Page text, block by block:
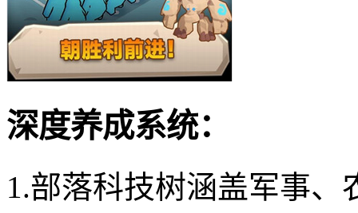
深度养成系统：
1.部落科技树涵盖军事